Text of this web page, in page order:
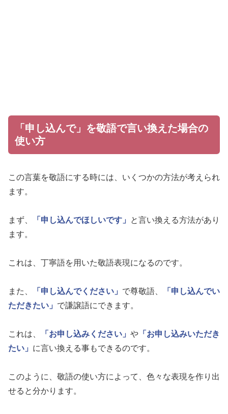
「申し込んで」を敬語で言い換えた場合の
使い方
この言葉を敬語にする時には、いくつかの方法が考えられ
ます。
まず、 「申し込んでほしいです」
と言い換える方法があり
ます。
これは、丁寧語を用いた敬語表現になるのです。
また、 「申し込んでください」 で尊敬語、
「申し込んでい
ただきたい」 で謙譲語にできます。
これは、 「お申し込みください」 や 「お申し込みいただき
たい」 に言い換える事もできるのです。
このように、敬語の使い方によって、色々な表現を作り出
せると分かります。